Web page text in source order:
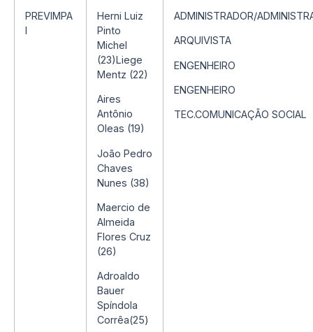
PREVIMPA
I
Herni Luiz
Pinto
Michel
(23)Liege
Mentz (22)
Aires
Antônio
Oleas (19)
João Pedro
Chaves
Nunes (38)
Maercio de
Almeida
Flores Cruz
(26)
Adroaldo
Bauer
Spíndola
Corrêa(25)
ADMINISTRADOR/
ARQUIVISTA
ENGENHEIRO
ENGENHEIRO
TEC.COMUNICAÇÃO SOCIAL